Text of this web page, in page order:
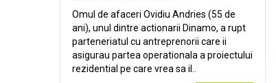
Omul de afaceri Ovidiu Andries (55 de
ani), unul dintre actionarii Dinamo, a rupt
parteneriatul cu antreprenorii care ii
asigurau partea operationala a proiectului
rezidential pe care vrea sa il..